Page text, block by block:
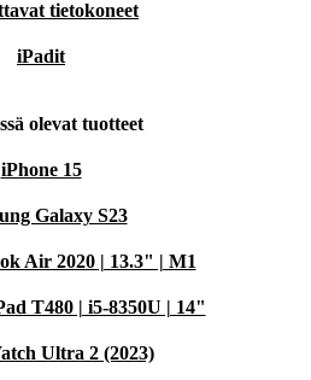
tietokoneet
iPadit
olevat tuotteet
iPhone 15
Galaxy S23
Air 2020 | 13.3" | M1
T480 | i5-8350U | 14"
Ultra 2 (2023)